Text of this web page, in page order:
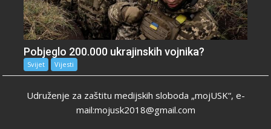
Pobjeglo 200.000 ukrajinskih vojnika?
Svijet Vijesti
Udruženje za zaštitu medijskih sloboda „mojUSK“, e-
mail:mojusk2018@gmail.com